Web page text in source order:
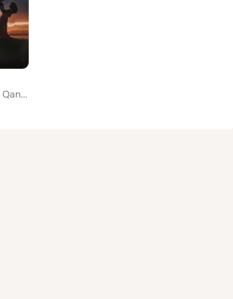
Parviz S.P feat. Niko Pac, Qandiev Huseyn